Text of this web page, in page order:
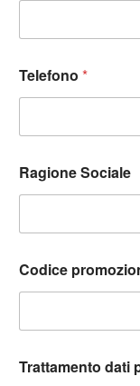
Telefono *
Ragione Sociale
Codice
Trattamento dati